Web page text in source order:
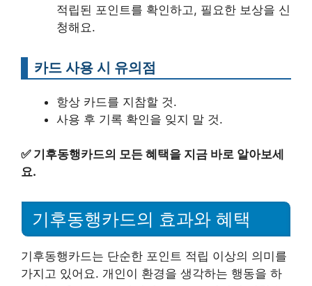
적립된 포인트를 확인하고, 필요한 보상을 신
청해요.
카드 사용 시 유의점
항상 카드를 지참할 것.
사용 후 기록 확인을 잊지 말 것.
✅ 기후동행카드의 모든 혜택을 지금 바로 알아보세
요.
기후동행카드의 효과와 혜택
기후동행카드는 단순한 포인트 적립 이상의 의미를
가지고 있어요. 개인이 환경을 생각하는 행동을 하